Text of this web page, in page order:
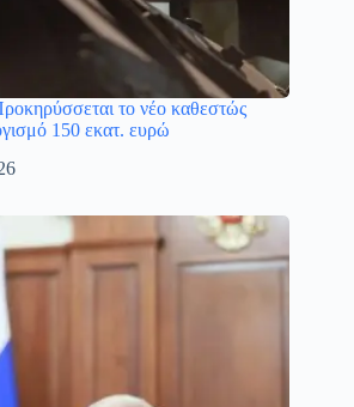
το νέο καθεστώς
150 εκατ. ευρώ